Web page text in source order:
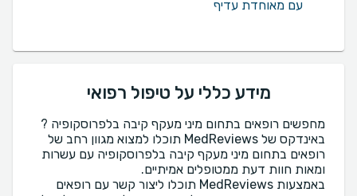
עם מאוחדת עדיף
מידע כללי על טיפול רפואי
מחפשים רופאים בתחום מיני מעקף קיבה בלפרוסקופיה ?
באינדקס של MedReviews תוכלו למצוא מגוון רחב של
רופאים בתחום מיני מעקף קיבה בלפרוסקופיה עם עשרות
באמצעות MedReviews תוכלו ליצור קשר עם רופאים